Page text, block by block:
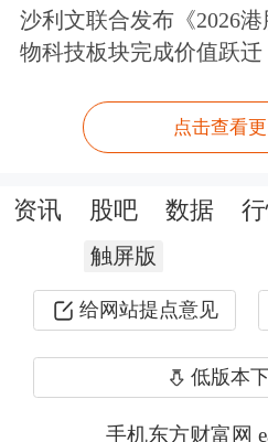
也逐步从周期品转向
念股业绩实现较快
中微公司、 协创数据
、华润微
商络电子、普冉股份
龙、德明利、佰维存
显扭亏。
沙利文联合发布《2026
物科技板块完成价值跃迁
点击查看
资讯 股吧 数据
触屏版
给网站提点意见
低版本
手机东方财富网